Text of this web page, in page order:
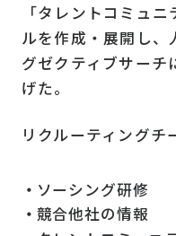
「タレントコミュニ
ルを作成・展開し、
グゼクティブサーチ
げた。
リクルーティングチ
ソーシング研修
競合他社の情報